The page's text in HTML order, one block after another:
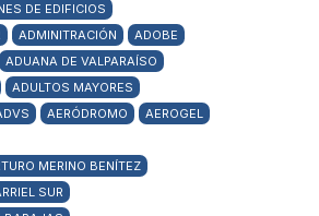
DE EDIFICIOS
ADMINITRACIÓN
ADOBE
ADUANA DE VALPARAÍSO
ADULTOS MAYORES
AERÓDROMO
AEROGEL
MERINO BENÍTEZ
SUR